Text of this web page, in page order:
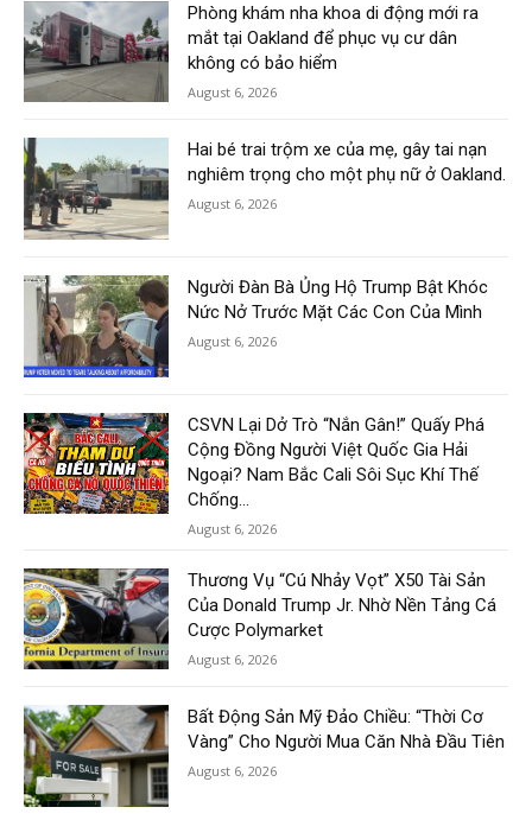
Phòng khám nha khoa di động mới ra
mắt tại Oakland để phục vụ cư dân
không có bảo hiểm
August 6, 2026
Hai bé trai trộm xe của mẹ, gây tai nạn
nghiêm trọng cho một phụ nữ ở Oakland.
August 6, 2026
Người Đàn Bà Ủng Hộ Trump Bật Khóc
Nức Nở Trước Mặt Các Con Của Mình
August 6, 2026
CSVN Lại Dở Trò “Nắn Gân!” Quấy Phá
Cộng Đồng Người Việt Quốc Gia Hải
Ngoại? Nam Bắc Cali Sôi Sục Khí Thế
Chống...
August 6, 2026
Thương Vụ “Cú Nhảy Vọt” X50 Tài Sản
Của Donald Trump Jr. Nhờ Nền Tảng Cá
Cược Polymarket
August 6, 2026
Bất Động Sản Mỹ Đảo Chiều: “Thời Cơ
Vàng” Cho Người Mua Căn Nhà Đầu Tiên
August 6, 2026